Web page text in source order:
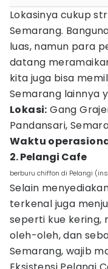
Lokasinya cukup
Semarang.
luas, namun para
datang
kita juga bisa
Semarang lainnya
Lokasi: Gang
Pandansari,
Waktu
2. Pelangi Cafe
berburu chiffon di Pelangi
Selain
terkenal juga
seperti kue kering,
oleh-oleh, dan
Semarang, wajib